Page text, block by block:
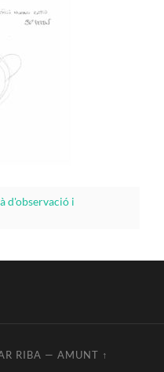
d'observació i
RIBA — AMUNT ↑